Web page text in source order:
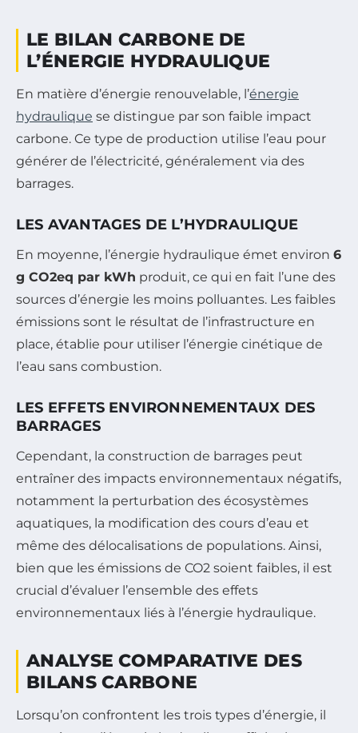
LE BILAN CARBONE DE
L’ÉNERGIE HYDRAULIQUE
En matière d’énergie renouvelable, l’énergie
hydraulique se distingue par son faible impact
carbone. Ce type de production utilise l’eau pour
générer de l’électricité, généralement via des
barrages.
LES AVANTAGES DE L’HYDRAULIQUE
En moyenne, l’énergie hydraulique émet environ 6
g CO2eq par kWh produit, ce qui en fait l’une des
sources d’énergie les moins polluantes. Les faibles
émissions sont le résultat de l’infrastructure en
place, établie pour utiliser l’énergie cinétique de
l’eau sans combustion.
LES EFFETS ENVIRONNEMENTAUX DES
BARRAGES
Cependant, la construction de barrages peut
entraîner des impacts environnementaux négatifs,
notamment la perturbation des écosystèmes
aquatiques, la modification des cours d’eau et
même des délocalisations de populations. Ainsi,
bien que les émissions de CO2 soient faibles, il est
crucial d’évaluer l’ensemble des effets
environnementaux liés à l’énergie hydraulique.
ANALYSE COMPARATIVE DES
BILANS CARBONE
Lorsqu’on confrontent les trois types d’énergie, il